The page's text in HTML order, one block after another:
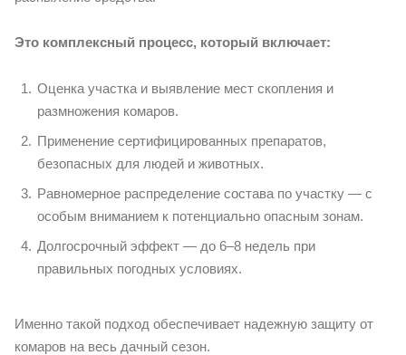
Это комплексный процесс, который включает:
Оценка участка и выявление мест скопления и
размножения комаров.
Применение сертифицированных препаратов,
безопасных для людей и животных.
Равномерное распределение состава по участку — с
особым вниманием к потенциально опасным зонам.
Долгосрочный эффект — до 6–8 недель при
правильных погодных условиях.
Именно такой подход обеспечивает надежную защиту от
комаров на весь дачный сезон.